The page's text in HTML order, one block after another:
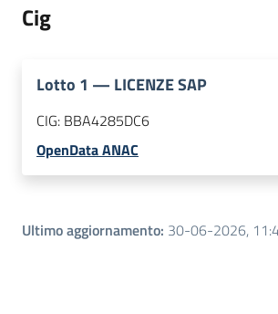
Cig
Lotto 1 — LICENZE SAP
CIG: BBA4285DC6
OpenData ANAC
Ultimo aggiornamento: 30-06-2026,